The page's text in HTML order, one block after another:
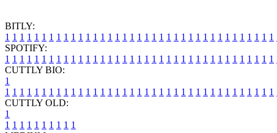
BITLY:
1 1 1 1 1 1 1 1 1 1 1 1 1 1 1 1 1 1 1 1 1 1 1 1 1 1 1 1 1 1 1 1 1 1 1 1 1
SPOTIFY:
1 1 1 1 1 1 1 1 1 1 1 1 1 1 1 1 1 1 1 1 1 1 1 1 1 1 1 1 1 1 1 1 1 1 1 1 1
CUTTLY BIO:
1
1 1 1 1 1 1 1 1 1 1 1 1 1 1 1 1 1 1 1 1 1 1 1 1 1 1 1 1 1 1 1 1 1 1 1 1 1
CUTTLY OLD:
1
1 1 1 1 1 1 1 1 1 1